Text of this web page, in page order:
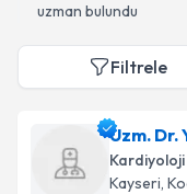
uzman bulundu
Filtrele
Uzm. Dr.
Kardiyoloji
Kayseri,